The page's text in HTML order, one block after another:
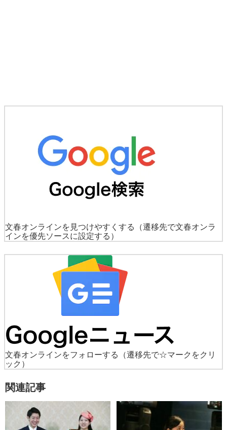
文春オンラインを見つけやすくする
（遷移先で文春オンラ
インを優先ソースに設定する）
文春オンラインをフォローする
（遷移先で☆マークをクリ
ック）
関連記事